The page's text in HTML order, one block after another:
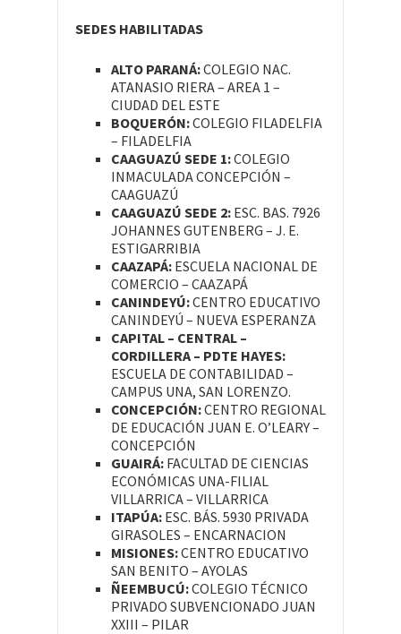
SEDES HABILITADAS
ALTO PARANÁ:COLEGIO NAC.
ATANASIO RIERA – AREA 1 –
CIUDAD DEL ESTE
BOQUERÓN:COLEGIO FILADELFIA
– FILADELFIA
CAAGUAZÚ SEDE 1:COLEGIO
INMACULADA CONCEPCIÓN –
CAAGUAZÚ
CAAGUAZÚ SEDE 2: ESC. BAS. 7926
JOHANNES GUTENBERG – J. E.
ESTIGARRIBIA
CAAZAPÁ: ESCUELA NACIONAL DE
COMERCIO – CAAZAPÁ
CANINDEYÚ:CENTRO EDUCATIVO
CANINDEYÚ – NUEVA ESPERANZA
CAPITAL – CENTRAL –
CORDILLERA – PDTE HAYES:
ESCUELA DE CONTABILIDAD –
CAMPUS UNA, SAN LORENZO.
CONCEPCIÓN:CENTRO REGIONAL
DE EDUCACIÓN JUAN E. O’LEARY –
CONCEPCIÓN
GUAIRÁ: FACULTAD DE CIENCIAS
ECONÓMICAS UNA-FILIAL
VILLARRICA – VILLARRICA
ITAPÚA: ESC. BÁS. 5930 PRIVADA
GIRASOLES – ENCARNACION
MISIONES:CENTRO EDUCATIVO
SAN BENITO – AYOLAS
ÑEEMBUCÚ:COLEGIO TÉCNICO
PRIVADO SUBVENCIONADO JUAN
XXIII – PILAR